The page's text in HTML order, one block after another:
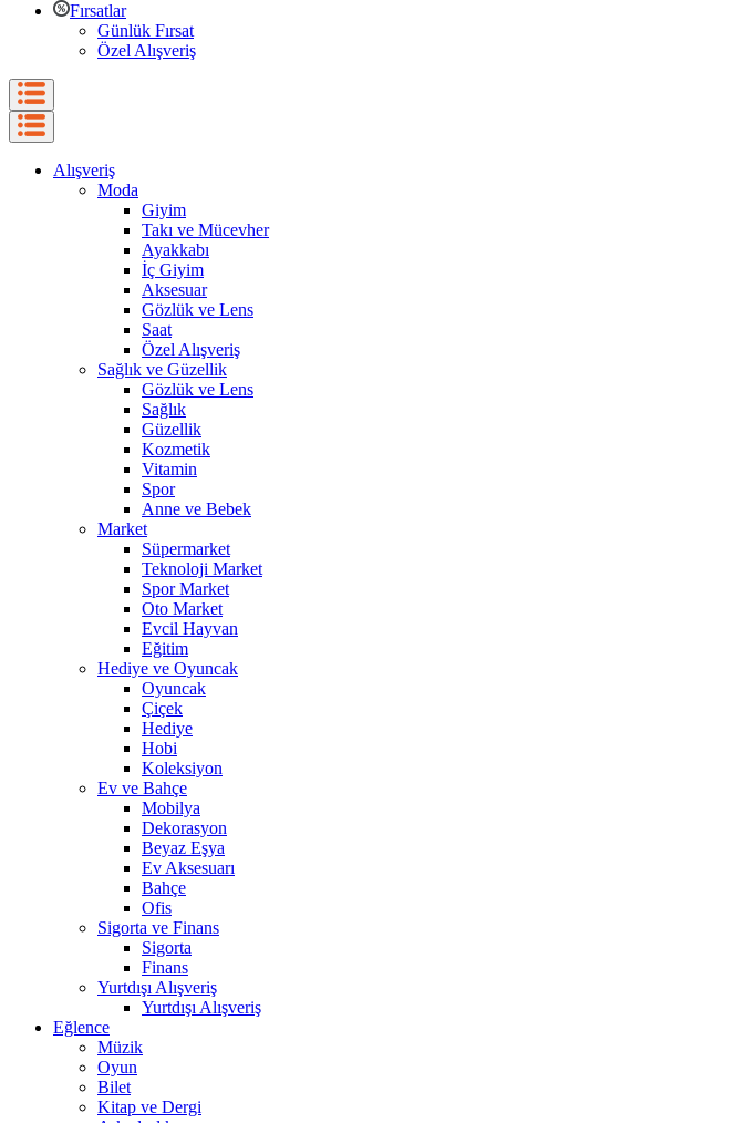
Fırsatlar
Günlük Fırsat
Özel Alışveriş
Alışveriş
Moda
Giyim
Takı ve Mücevher
Ayakkabı
İç Giyim
Aksesuar
Gözlük ve Lens
Saat
Özel Alışveriş
Sağlık ve Güzellik
Gözlük ve Lens
Sağlık
Güzellik
Kozmetik
Vitamin
Spor
Anne ve Bebek
Market
Süpermarket
Teknoloji Market
Spor Market
Oto Market
Evcil Hayvan
Eğitim
Hediye ve Oyuncak
Oyuncak
Çiçek
Hediye
Hobi
Koleksiyon
Ev ve Bahçe
Mobilya
Dekorasyon
Beyaz Eşya
Ev Aksesuarı
Bahçe
Ofis
Sigorta ve Finans
Sigorta
Finans
Yurtdışı Alışveriş
Yurtdışı Alışveriş
Eğlence
Müzik
Oyun
Bilet
Kitap ve Dergi